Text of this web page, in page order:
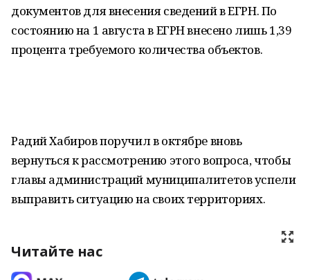
документов для внесения сведений в ЕГРН. По
состоянию на 1 августа в ЕГРН внесено лишь 1,39
процента требуемого количества объектов.
Радий Хабиров поручил в октябре вновь
вернуться к рассмотрению этого вопроса, чтобы
главы администраций муниципалитетов успели
выправить ситуацию на своих территориях.
Читайте нас